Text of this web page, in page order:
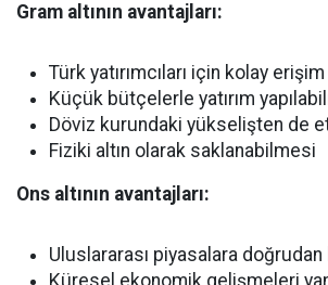
Gram altının avantajları:
Türk yatırımcıları için kolay erişim
Küçük bütçelerle yatırım
Döviz kurundaki yükselişten de
Fiziki altın olarak saklanabilmesi
Ons altının avantajları:
Uluslararası piyasalara doğrudan
Küresel ekonomik gelişmeleri